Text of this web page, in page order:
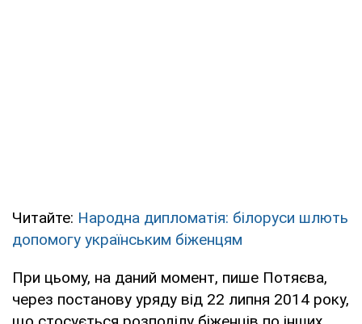
Читайте: Народна дипломатія: білоруси шлють
допомогу українським біженцям
При цьому, на даний момент, пише Потяєва,
через постанову уряду від 22 липня 2014 року,